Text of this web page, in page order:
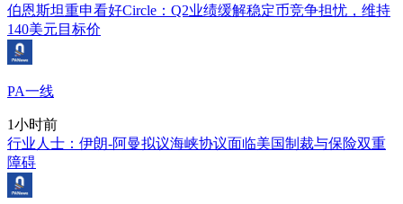
伯恩斯坦重申看好Circle：Q2业绩缓解稳定币竞争担忧，维持
140美元目标价
PA一线
1小时前
行业人士：伊朗-阿曼拟议海峡协议面临美国制裁与保险双重
障碍